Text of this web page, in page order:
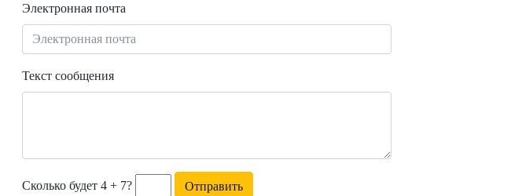
Электронная почта
Текст сообщения
Сколько будет 4 + 7?